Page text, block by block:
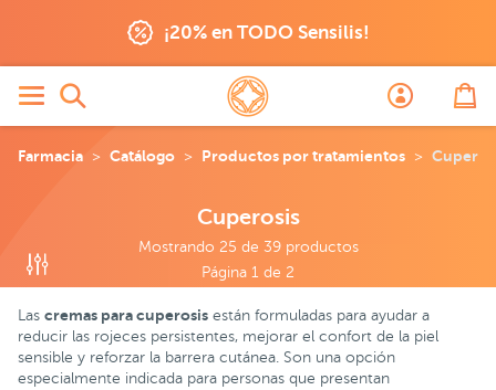
¡20% en TODO Sensilis!
Farmacia Catálogo Productos por tratamientos
Cuperosis
Mostrando 25 de 39 productos
Página 1 de 2
Las cremas para cuperosis están formuladas para ayudar a
reducir las rojeces persistentes, mejorar el confort de la piel
sensible y reforzar la barrera cutánea. Son una opción
especialmente indicada para personas que presentan